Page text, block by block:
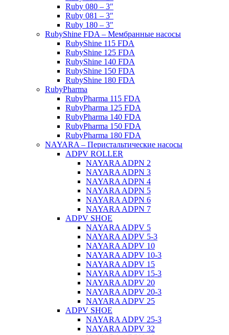
Ruby 080 – 3″
Ruby 081 – 3″
Ruby 180 – 3″
RubyShine FDA – Мембранные насосы
RubyShine 115 FDA
RubyShine 125 FDA
RubyShine 140 FDA
RubyShine 150 FDA
RubyShine 180 FDA
RubyPharma
RubyPharma 115 FDA
RubyPharma 125 FDA
RubyPharma 140 FDA
RubyPharma 150 FDA
RubyPharma 180 FDA
NAYARA – Перистальтические насосы
ADPV ROLLER
NAYARA ADPN 2
NAYARA ADPN 3
NAYARA ADPN 4
NAYARA ADPN 5
NAYARA ADPN 6
NAYARA ADPN 7
ADPV SHOE
ΝAYARA ADPV 5
NAYARA ADPV 5-3
NAYARA ADPV 10
NAYARA ADPV 10-3
NAYARA ADPV 15
NAYARA ADPV 15-3
NAYARA ADPV 20
NAYARA ADPV 20-3
NAYARA ADPV 25
ADPV SHOE
NAYARA ADPV 25-3
NAYARA ADPV 32